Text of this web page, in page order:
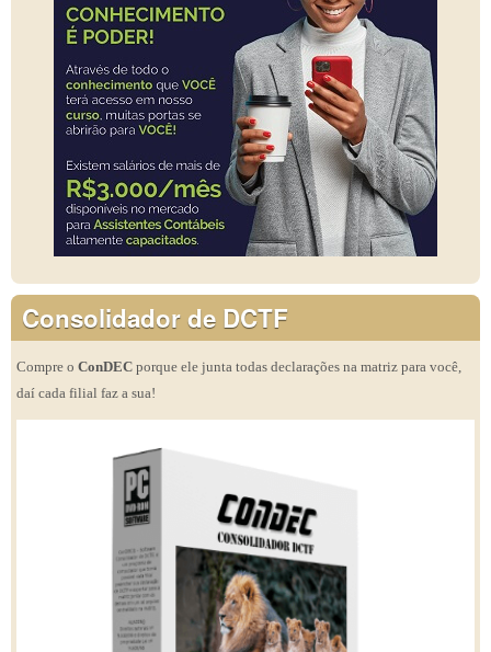
Consolidador de DCTF
Compre o ConDEC porque ele junta todas declarações na matriz para você,
daí cada filial faz a sua!